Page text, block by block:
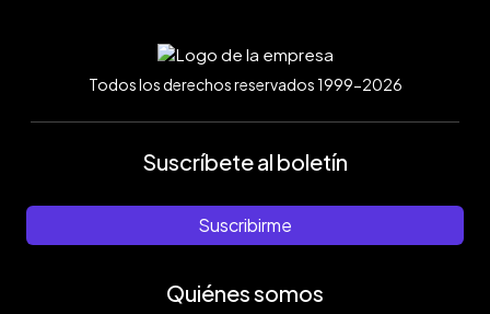
Todos los derechos reservados 1999-2026
Suscríbete al boletín
Suscribirme
Quiénes somos